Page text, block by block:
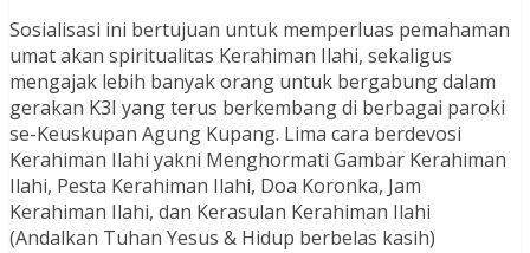
Sosialisasi ini bertujuan untuk memperluas pemahaman
umat akan spiritualitas Kerahiman Ilahi, sekaligus
mengajak lebih banyak orang untuk bergabung dalam
gerakan K3I yang terus berkembang di berbagai paroki
se-Keuskupan Agung Kupang. Lima cara berdevosi
Kerahiman Ilahi yakni Menghormati Gambar Kerahiman
Ilahi, Pesta Kerahiman Ilahi, Doa Koronka, Jam
Kerahiman Ilahi, dan Kerasulan Kerahiman Ilahi
(Andalkan Tuhan Yesus & Hidup berbelas kasih)